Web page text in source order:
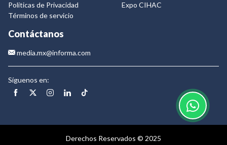
Politicas de Privacidad
Términos de servicio
Expo CIHAC
Contáctanos
media.mx@informa.com
Síguenos en:
Derechos Reservados © 2025